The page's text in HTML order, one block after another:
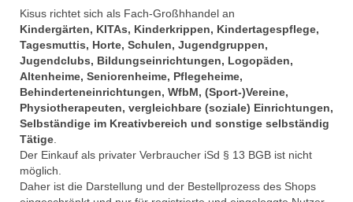
Kisus richtet sich als Fach-Großhhandel an
Kindergärten, KITAs, Kinderkrippen, Kindertagespflege,
Tagesmuttis, Horte, Schulen, Jugendgruppen,
Jugendclubs, Bildungseinrichtungen, Logopäden,
Altenheime, Seniorenheime, Pflegeheime,
Behinderteneinrichtungen, WfbM, (Sport-)Vereine,
Physiotherapeuten, vergleichbare (soziale) Einrichtungen,
Selbständige im Kreativbereich und sonstige selbständig
Tätige
Der Einkauf als privater Verbraucher iSd § 13 BGB ist nicht
möglich.
Daher ist die Darstellung und der Bestellprozess des Shops